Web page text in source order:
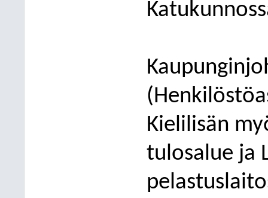
Kielilisän
tulosalue ja